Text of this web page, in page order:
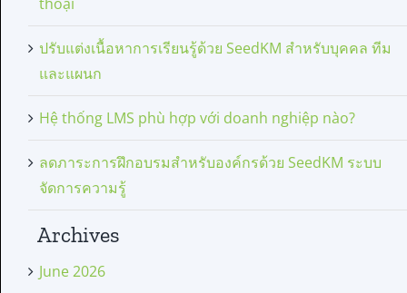
ปรับแต่งเนื้อหาการเรียนรู้ด้วย SeedKM สำหรับบุคคล ทีม
และแผนก
Hệ thống LMS phù hợp với doanh nghiệp nào?
ลดภาระการฝึกอบรมสำหรับองค์กรด้วย SeedKM ระบบ
จัดการความรู้
Archives
June 2026